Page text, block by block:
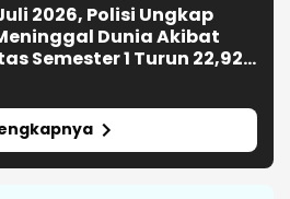
2026, Polisi Ungkap
Dunia Akibat
Semester 1 Turun 22,92